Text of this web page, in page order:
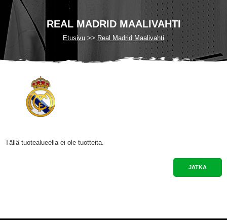
REAL MADRID MAALIVAHTI
Etusivu Real Madrid Maalivahti
Tällä tuotealueella ei ole tuotteita.
JATKA